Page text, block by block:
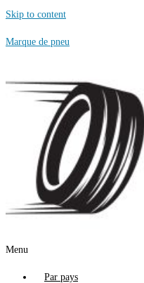
Skip to content
Marque de pneu
Menu
Par pays